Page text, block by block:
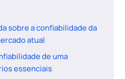
sobre a confiabilidade da
atual
de uma
essenciais